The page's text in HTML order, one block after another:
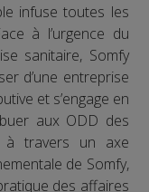
infuse toutes les
à l’urgence du
sanitaire, Somfy
d’une entreprise
et s’engage en
aux ODD des
à travers un axe
de Somfy,
des affaires